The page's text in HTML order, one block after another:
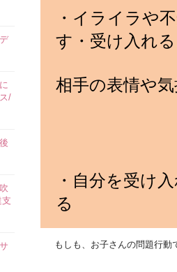
・イライラや
す・受け入れ
相手の表情や
・自分を受け
る
もしも、お子さんの問題行動
/